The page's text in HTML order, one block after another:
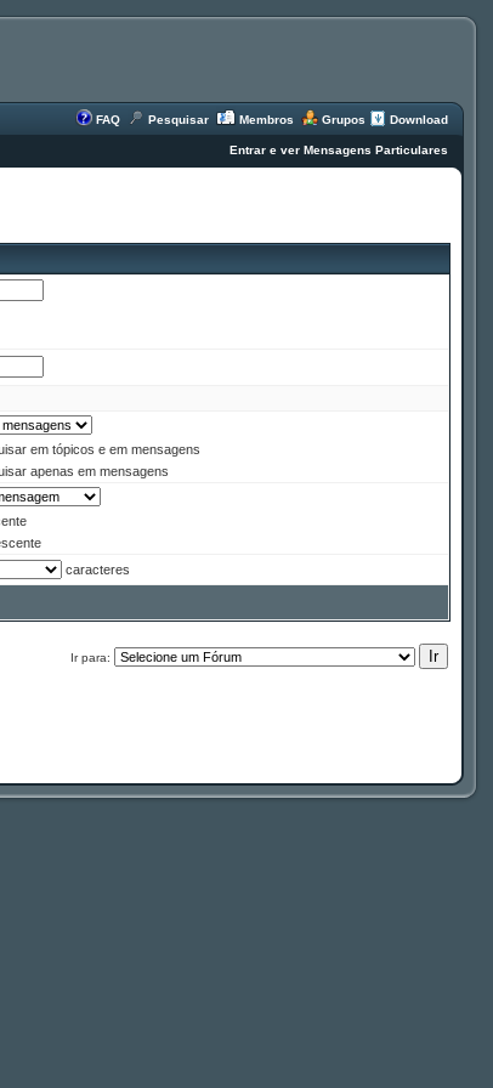
FAQ Pesquisar Membros Grupos Download
Entrar e ver Mensagens Particulares
em tópicos e em mensagens
apenas em mensagens
caracteres
Ir para: